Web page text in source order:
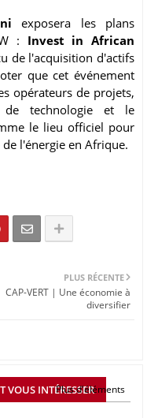
exposera les plans
: Invest in African
de l'acquisition d'actifs
que cet événement
opérateurs de projets,
de technologie et le
le lieu officiel pour
l'énergie en Afrique.
PLUS RÉCENTE
CAP-VERT | Une économie à
diversifier
VOUS INTÉRESSER
Plus d'éléments